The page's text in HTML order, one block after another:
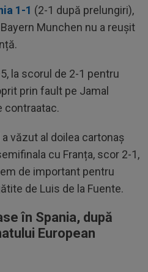
1-1 (2-1 după prelungiri),
Munchen nu a reușit
la scorul de 2-1 pentru
prin fault pe Jamal
contraatac.
văzut al doilea cartonaș
cu Franța, scor 2-1,
de important pentru
de Luis de la Fuente.
în Spania, după
European